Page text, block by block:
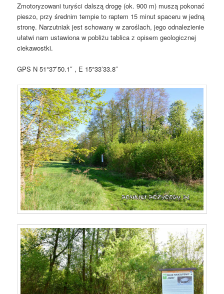
Zmotoryzowani turyści dalszą drogę (ok. 900 m) muszą pokonać
pieszo, przy średnim tempie to raptem 15 minut spaceru w jedną
stronę. Narzutniak jest schowany w zaroślach, jego odnalezienie
ułatwi nam ustawiona w pobliżu tablica z opisem geologicznej
ciekawostki.
GPS N 51°37’50.1″ , E 15°33’33.8″